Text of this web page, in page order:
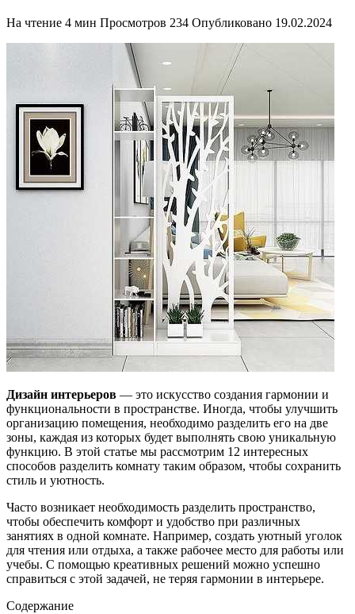
На чтение 4 мин Просмотров 234 Опубликовано 19.02.2024
Дизайн интерьеров — это искусство создания гармонии и
функциональности в пространстве. Иногда, чтобы улучшить
организацию помещения, необходимо разделить его на две
зоны, каждая из которых будет выполнять свою уникальную
функцию. В этой статье мы рассмотрим 12 интересных
способов разделить комнату таким образом, чтобы сохранить
стиль и уютность.
Часто возникает необходимость разделить пространство,
чтобы обеспечить комфорт и удобство при различных
занятиях в одной комнате. Например, создать уютный уголок
для чтения или отдыха, а также рабочее место для работы или
учебы. С помощью креативных решений можно успешно
справиться с этой задачей, не теряя гармонии в интерьере.
Содержание